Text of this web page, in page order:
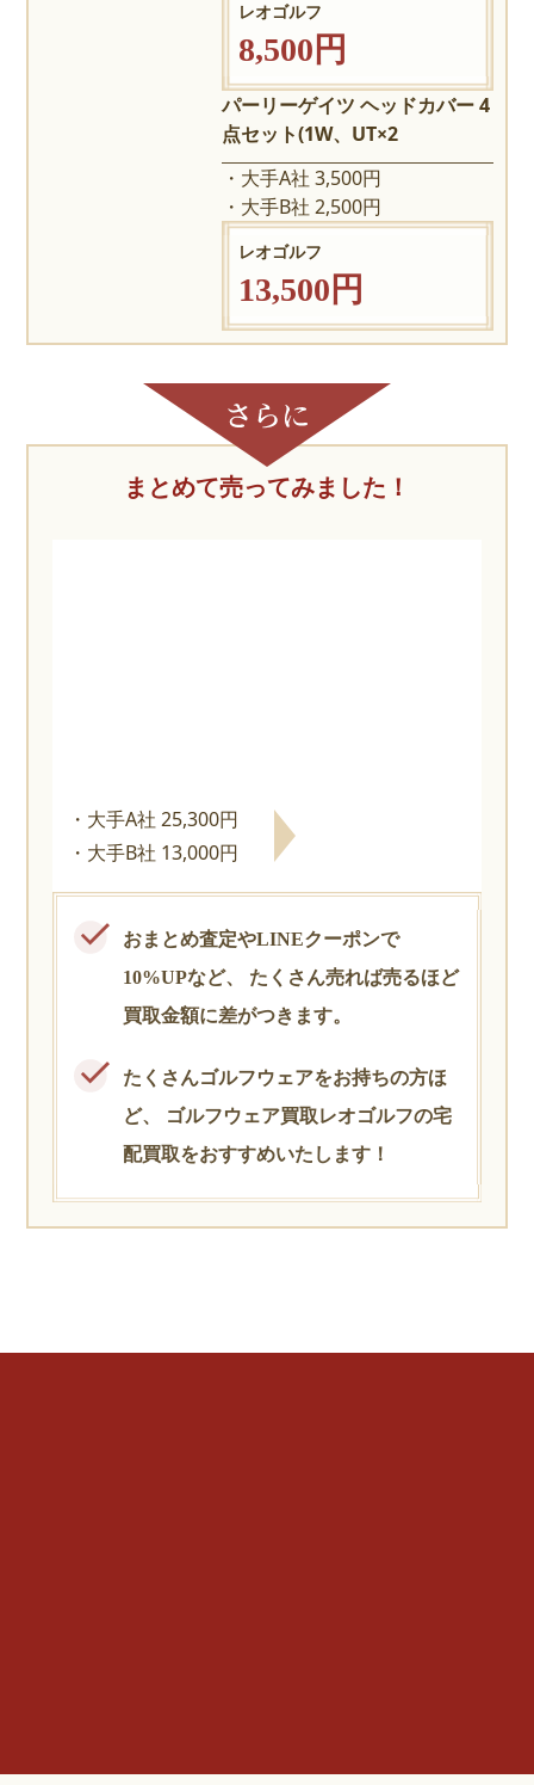
レオゴルフ
8,500円
パーリーゲイツ ヘッドカバー 4
点セット(1W、UT×2
大手A社 3,500円
大手B社 2,500円
レオゴルフ
13,500円
まとめて売ってみました！
大手A社 25,300円
大手B社 13,000円
おまとめ査定やLINEクーポンで
10%UPなど、
たくさん売れば売るほど
買取金額に差がつきます。
たくさんゴルフウェアをお持ちの方ほ
ど、
ゴルフウェア買取レオゴルフの宅
配買取をおすすめいたします！